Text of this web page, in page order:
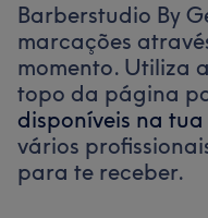
Barberstudio By
marcações
momento. Utiliza
topo da página
disponíveis na
vários
para te receber.